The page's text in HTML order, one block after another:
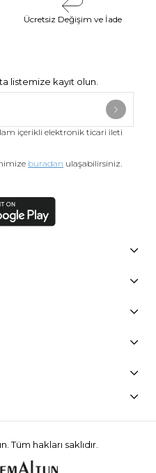
Ücretsiz Değişim ve İade
listemize kayıt olun.
içerikli elektronik ticari ileti
buradan ulaşabilirsiniz.
Tüm hakları saklıdır.